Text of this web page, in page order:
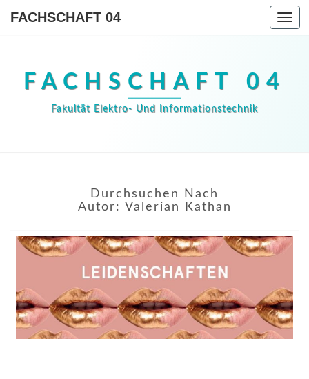
FACHSCHAFT 04
FACHSCHAFT 04
Fakultät Elektro- Und Informationstechnik
Durchsuchen Nach
Autor: Valerian Kathan